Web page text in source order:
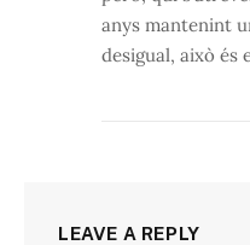
anys mantenint
desigual, això és
LEAVE A REPLY